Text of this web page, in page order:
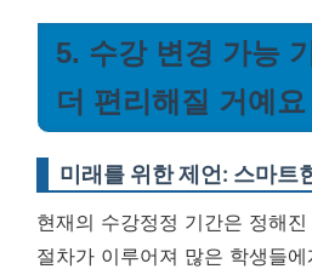
5. 수강 변경 가능
더 편리해질 거예요
미래를 위한 제언: 스마트
현재의 수강정정 기간은 정해
절차가 이루어져 많은 학생들